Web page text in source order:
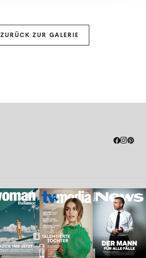
ZURÜCK ZUR GALERIE